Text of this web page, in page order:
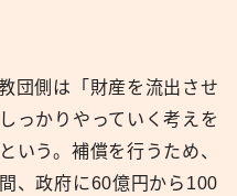
団側は「財産を流出させ
っかりやっていく考えを
いう。補償を行うため、
、政府に60億円から100